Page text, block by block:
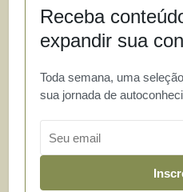
Receba
expandir sua
Toda semana, uma
sua jornada de